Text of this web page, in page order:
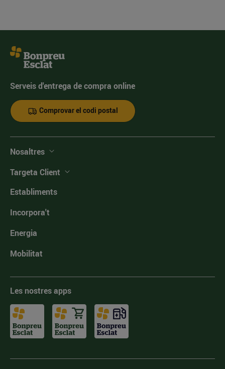
Serveis d'entrega de compra online
Comprovar el codi postal
Nosaltres
Targeta Client
Establiments
Incorpora't
Energia
Mobilitat
Les nostres apps